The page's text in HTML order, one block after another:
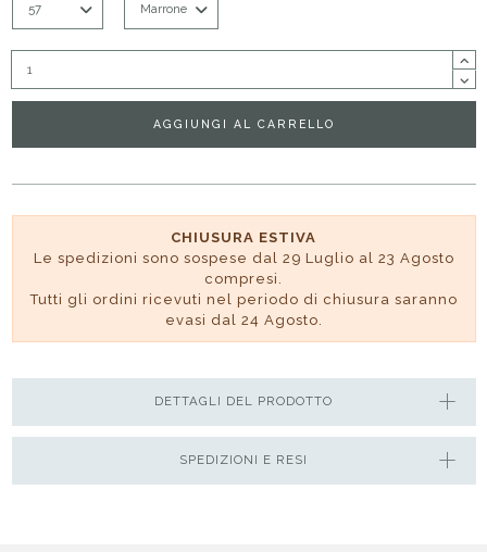
AGGIUNGI AL CARRELLO
CHIUSURA ESTIVA
Le spedizioni sono sospese dal 29 Luglio al 23 Agosto
compresi.
Tutti gli ordini ricevuti nel periodo di chiusura saranno
evasi dal 24 Agosto.
SPEDIZIONI E RESI
DETTAGLI DEL PRODOTTO